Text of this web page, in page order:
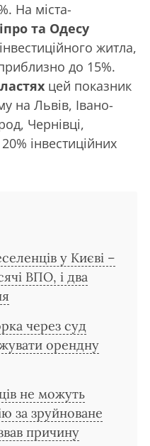
На міста-
та Одесу
житла,
до 15%.
цей показник
на Львів, Івано-
Чернівці,
інвестиційних
у Києві –
ВПО, і два
через суд
орендну
не можуть
за зруйноване
причину